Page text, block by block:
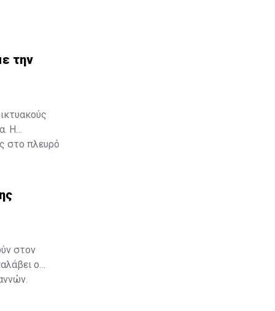
την
Η
στο πλευρό
στον
ο